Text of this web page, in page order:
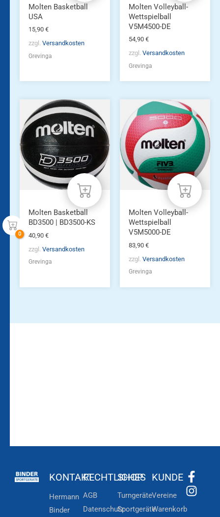
Molten Basketball
USA
15,90 €
zzgl. Versandkosten
Grevinga
Molten Volleyball-
Wettspielball
V5M4500-DE
54,90 €
zzgl. Versandkosten
Grevinga
Molten Basketball
BD3500 | BD3500-KS
40,90 €
zzgl. Versandkosten
Grevinga
Molten Volleyball-
Wettspielball
V5M5000-DE
83,90 €
zzgl. Versandkosten
Grevinga
KONTAKT
Hermann
Binder
RECHTLICHES
AGB
Datenschutz
SHOP
Turngeräte
Sportgeräte
KUNDE
Vereine
Warenkorb